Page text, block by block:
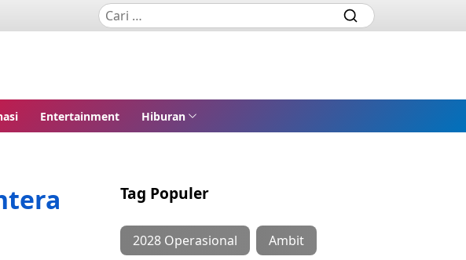
Entertainment Hiburan
Tag Populer
2028 Operasional Ambit